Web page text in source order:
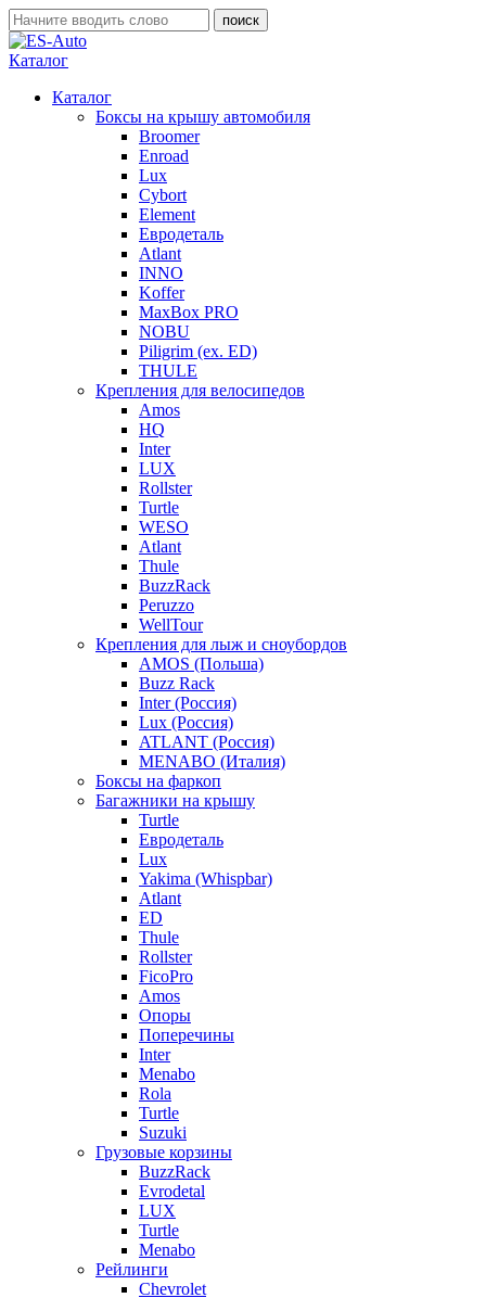
Каталог
Каталог
Боксы на крышу автомобиля
Broomer
Enroad
Lux
Cybort
Element
Евродеталь
Atlant
INNO
Koffer
MaxBox PRO
NOBU
Piligrim (ex. ED)
THULE
Крепления для велосипедов
Amos
HQ
Inter
LUX
Rollster
Turtle
WESO
Atlant
Thule
BuzzRack
Peruzzo
WellTour
Крепления для лыж и сноубордов
AMOS (Польша)
Buzz Rack
Inter (Россия)
Lux (Россия)
ATLANT (Россия)
MENABO (Италия)
Боксы на фаркоп
Багажники на крышу
Turtle
Евродеталь
Lux
Yakima (Whispbar)
Atlant
ED
Thule
Rollster
FicoPro
Amos
Опоры
Поперечины
Inter
Menabo
Rola
Turtle
Suzuki
Грузовые корзины
BuzzRack
Evrodetal
LUX
Turtle
Menabo
Рейлинги
Chevrolet